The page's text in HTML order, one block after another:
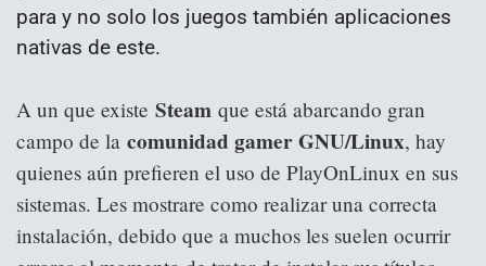
para y no solo los juegos también aplicaciones
nativas de este.
A un que existe Steam que está abarcando gran
campo de la comunidad gamer GNU/Linux, hay
quienes aún prefieren el uso de PlayOnLinux en sus
sistemas. Les mostrare como realizar una correcta
instalación, debido que a muchos les suelen ocurrir